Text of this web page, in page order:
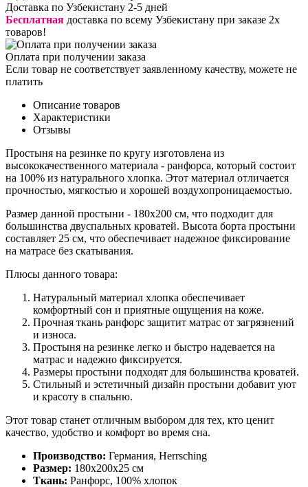
Доставка по Узбекистану 2-5 дней
Бесплатная доставка по всему Узбекистану при заказе 2х
товаров!
Оплата при получении заказа
Если товар не соответствует заявленному качеству, можете не
платить
Описание товаров
Характеристики
Отзывы
Простыня на резинке по кругу изготовлена из
высококачественного материала - ранфорса, который состоит
на 100% из натурального хлопка. Этот материал отличается
прочностью, мягкостью и хорошей воздухопроницаемостью.
Размер данной простыни - 180х200 см, что подходит для
большинства двуспальных кроватей. Высота борта простыни
составляет 25 см, что обеспечивает надежное фиксирование
на матрасе без скатывания.
Плюсы данного товара:
Натуральный материал хлопка обеспечивает
комфортный сон и приятные ощущения на коже.
Прочная ткань ранфорс защитит матрас от загрязнений
и износа.
Простыня на резинке легко и быстро надевается на
матрас и надежно фиксируется.
Размеры простыни подходят для большинства кроватей.
Стильный и эстетичный дизайн простыни добавит уют
и красоту в спальню.
Этот товар станет отличным выбором для тех, кто ценит
качество, удобство и комфорт во время сна.
Производство: Германия, Herrsching
Размер: 180x200x25 cм
Ткань: Ранфорс, 100% хлопок